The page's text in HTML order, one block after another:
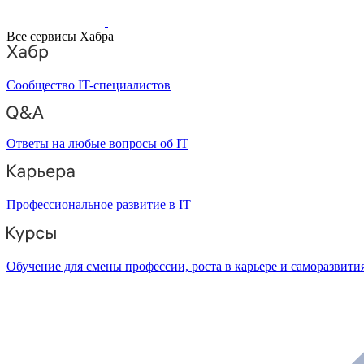
Все сервисы Хабра
Сообщество IT-специалистов
Ответы на любые вопросы об IT
Профессиональное развитие в IT
Обучение для смены профессии, роста в карьере и